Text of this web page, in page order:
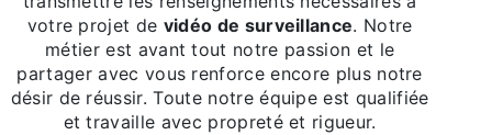
votre projet de vidéo de surveillance. Notre
métier est avant tout notre passion et le
partager avec vous renforce encore plus notre
désir de réussir. Toute notre équipe est qualifiée
et travaille avec propreté et rigueur.